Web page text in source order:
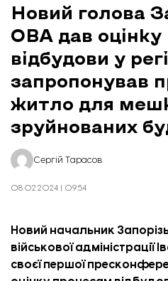
Новий голова
ОВА дав
відбудови у
запропонував
житло для
зруйнованих
Сергій Тарасов
08.02.2024 | 09:54
Новий начальник
військової адміністрації
своєї першої